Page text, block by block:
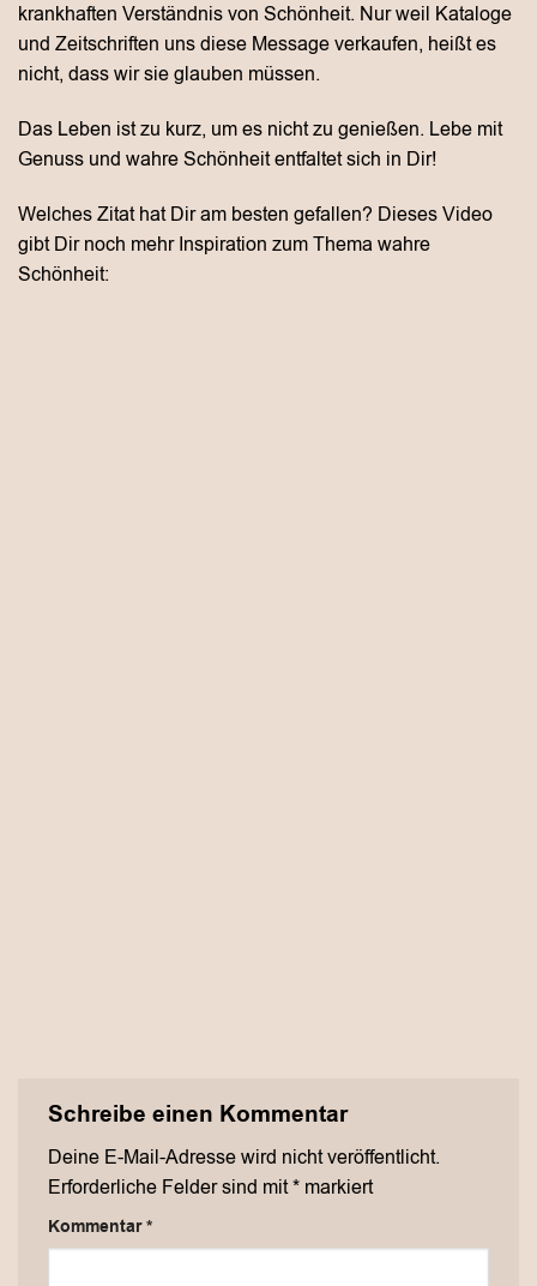
krankhaften Verständnis von Schönheit. Nur weil Kataloge
und Zeitschriften uns diese Message verkaufen, heißt es
nicht, dass wir sie glauben müssen.
Das Leben ist zu kurz, um es nicht zu genießen. Lebe mit
Genuss und wahre Schönheit entfaltet sich in Dir!
Welches Zitat hat Dir am besten gefallen? Dieses Video
gibt Dir noch mehr Inspiration zum Thema wahre
Schönheit:
Schreibe einen Kommentar
Deine E-Mail-Adresse wird nicht veröffentlicht.
Erforderliche Felder sind mit* markiert
Kommentar*